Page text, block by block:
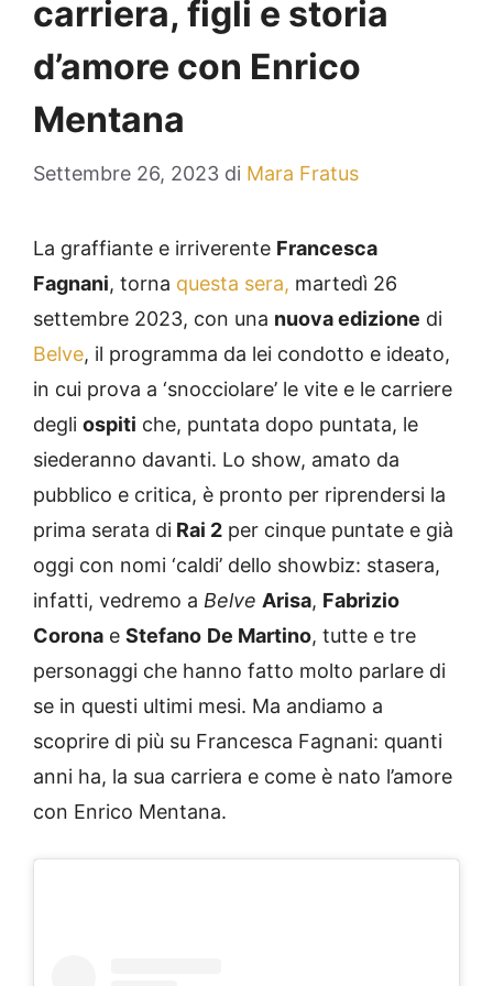
carriera, figli e storia
d’amore con Enrico
Mentana
Settembre 26, 2023 di Mara Fratus
La graffiante e irriverente Francesca
Fagnani, torna questa sera, martedì 26
settembre 2023, con una nuova edizione di
Belve, il programma da lei condotto e ideato,
in cui prova a ‘snocciolare’ le vite e le carriere
degli ospiti che, puntata dopo puntata, le
siederanno davanti. Lo show, amato da
pubblico e critica, è pronto per riprendersi la
prima serata di Rai 2 per cinque puntate e già
oggi con nomi ‘caldi’ dello showbiz: stasera,
infatti, vedremo a Belve Arisa, Fabrizio
Corona e Stefano De Martino, tutte e tre
personaggi che hanno fatto molto parlare di
se in questi ultimi mesi. Ma andiamo a
scoprire di più su Francesca Fagnani: quanti
anni ha, la sua carriera e come è nato l’amore
con Enrico Mentana.